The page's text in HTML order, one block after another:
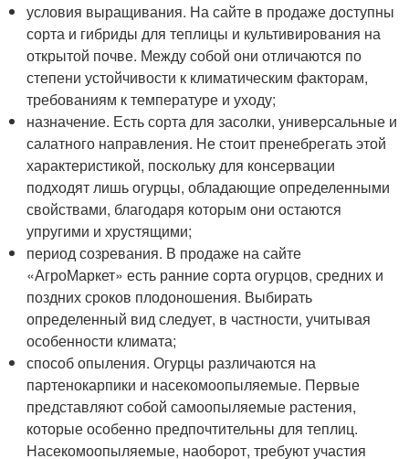
условия выращивания. На сайте в продаже доступны
сорта и гибриды для теплицы и культивирования на
открытой почве. Между собой они отличаются по
степени устойчивости к климатическим факторам,
требованиям к температуре и уходу;
назначение. Есть сорта для засолки, универсальные и
салатного направления. Не стоит пренебрегать этой
характеристикой, поскольку для консервации
подходят лишь огурцы, обладающие определенными
свойствами, благодаря которым они остаются
упругими и хрустящими;
период созревания. В продаже на сайте
«АгроМаркет» есть ранние сорта огурцов, средних и
поздних сроков плодоношения. Выбирать
определенный вид следует, в частности, учитывая
особенности климата;
способ опыления. Огурцы различаются на
партенокарпики и насекомоопыляемые. Первые
представляют собой самоопыляемые растения,
которые особенно предпочтительны для теплиц.
Насекомоопыляемые, наоборот, требуют участия